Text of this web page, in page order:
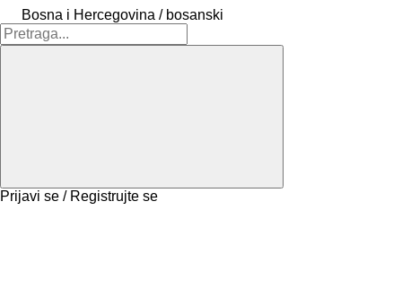
Bosna i Hercegovina / bosanski
Prijavi se / Registrujte se